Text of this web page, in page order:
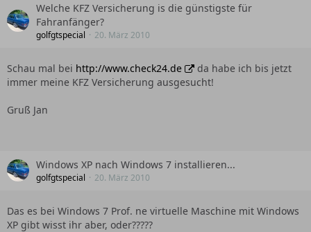
Welche KFZ Versicherung is die günstigste für
Fahranfänger?
golfgtspecial 20. März 2010
Schau mal bei http://www.check24.de
da habe ich bis jetzt
immer meine KFZ Versicherung ausgesucht!
Gruß Jan
Windows XP nach Windows 7 installieren...
golfgtspecial 20. März 2010
Das es bei Windows 7 Prof. ne virtuelle Maschine mit Windows
XP gibt wisst ihr aber, oder?????